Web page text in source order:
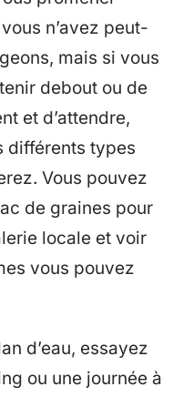
n’avez peut-
mais si vous
debout ou de
et d’attendre,
différents types
Vous pouvez
de graines pour
locale et voir
vous pouvez
d’eau, essayez
ou une journée à